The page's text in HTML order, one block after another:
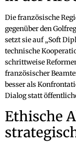
Die französische
gegenüber den
setzt sie auf „Soft
technische
schrittweise
französischer
besser als
Dialog statt
Ethische